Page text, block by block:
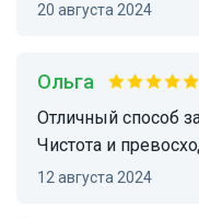
20 августа 2024
Ольга
Отличный способ завершить любой отпуск.
Чистота и
12 августа 2024